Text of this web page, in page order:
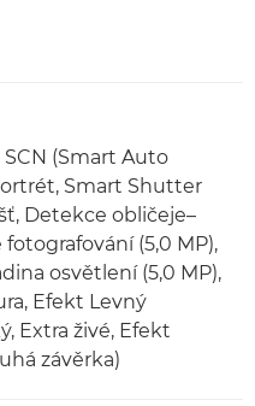
(Smart Auto
Smart Shutter
Detekce obličeje–
(5,0 MP),
osvětlení (5,0 MP),
Efekt Levný
Extra živé, Efekt
závěrka)